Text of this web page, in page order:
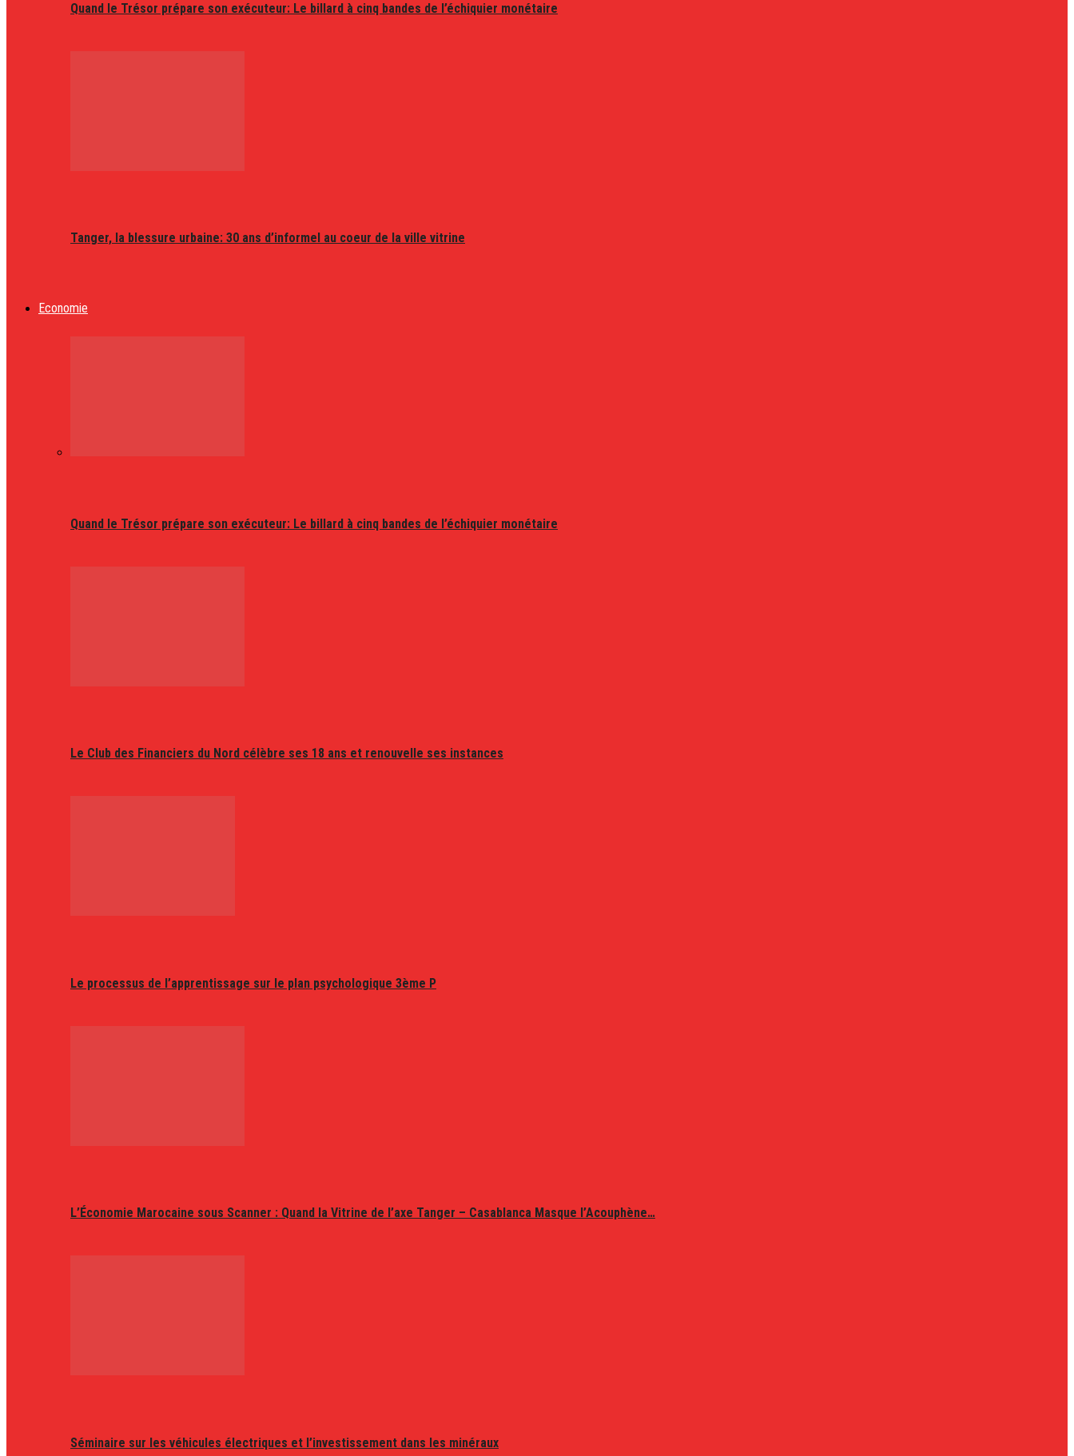
Quand le Trésor prépare son exécuteur: Le billard à cinq bandes de l’échiquier monétaire
Tanger, la blessure urbaine: 30 ans d’informel au coeur de la ville vitrine
Economie
Quand le Trésor prépare son exécuteur: Le billard à cinq bandes de l’échiquier monétaire
Le Club des Financiers du Nord célèbre ses 18 ans et renouvelle ses instances
Le processus de l’apprentissage sur le plan psychologique 3ème P
L’Économie Marocaine sous Scanner : Quand la Vitrine de l’axe Tanger – Casablanca Masque l’Acouphène…
Séminaire sur les véhicules électriques et l’investissement dans les minéraux